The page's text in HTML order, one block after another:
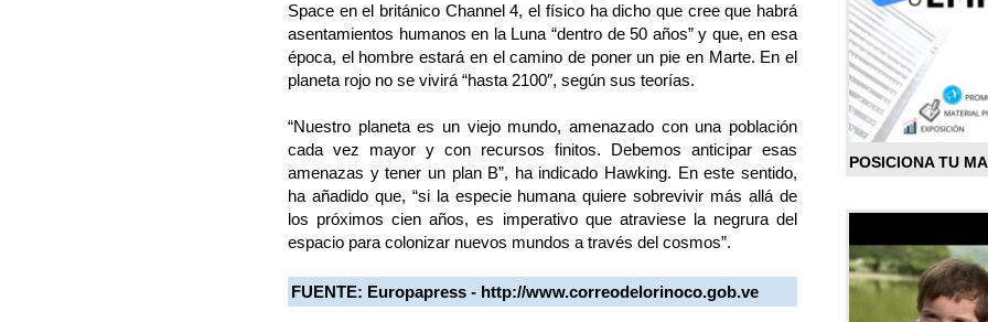
Space en el británico Channel 4, el físico ha dicho que cree que habrá
asentamientos humanos en la Luna “dentro de 50 años” y que, en esa
época, el hombre estará en el camino de poner un pie en Marte. En el
planeta rojo no se vivirá “hasta 2100″, según sus teorías.
“Nuestro planeta es un viejo mundo, amenazado con una población
cada vez mayor y con recursos finitos. Debemos anticipar esas
amenazas y tener un plan B”, ha indicado Hawking. En este sentido,
ha añadido que, “si la especie humana quiere sobrevivir más allá de
los próximos cien años, es imperativo que atraviese la negrura del
espacio para colonizar nuevos mundos a través del cosmos”.
FUENTE: Europapress - http://www.correodelorinoco.gob.ve
POSICIONA TU